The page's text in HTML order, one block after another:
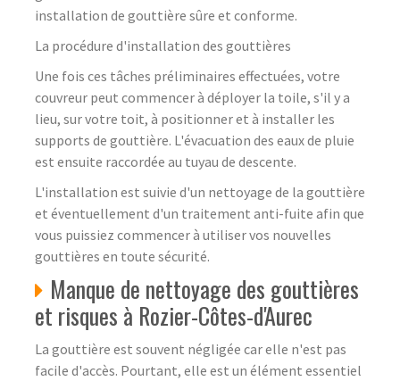
installation de gouttière sûre et conforme.
La procédure d'installation des gouttières
Une fois ces tâches préliminaires effectuées, votre
couvreur peut commencer à déployer la toile, s'il y a
lieu, sur votre toit, à positionner et à installer les
supports de gouttière. L'évacuation des eaux de pluie
est ensuite raccordée au tuyau de descente.
L'installation est suivie d'un nettoyage de la gouttière
et éventuellement d'un traitement anti-fuite afin que
vous puissiez commencer à utiliser vos nouvelles
gouttières en toute sécurité.
Manque de nettoyage des gouttières
et risques à Rozier-Côtes-d'Aurec
La gouttière est souvent négligée car elle n'est pas
facile d'accès. Pourtant, elle est un élément essentiel